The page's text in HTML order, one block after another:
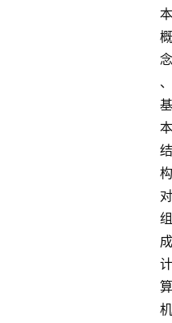
本
概
念
、
基
本
结
构
对
组
成
计
算
机